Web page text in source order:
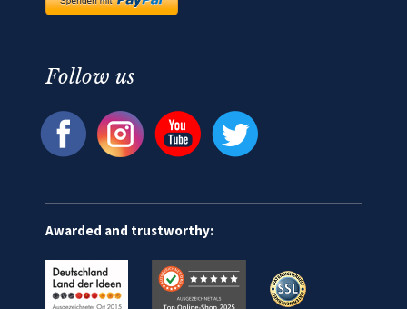
Follow us
Awarded and trustworthy: